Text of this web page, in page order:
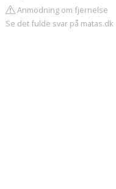
Anmodning om fjernelse
Se det fulde svar på matas.dk